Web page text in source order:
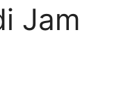
Jam